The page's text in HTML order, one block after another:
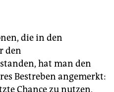
die in den
den
hat man den
Bestreben angemerkt:
Chance zu nutzen,